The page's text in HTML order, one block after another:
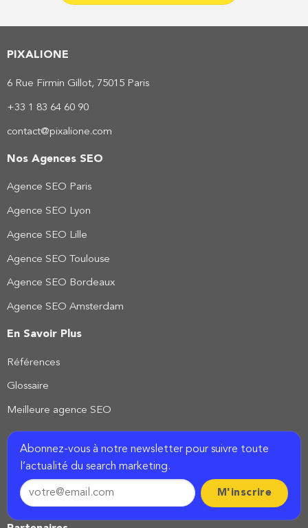
PIXALIONE
6 Rue Firmin Gillot, 75015 Paris
+33 1 83 64 60 90
contact@pixalione.com
Nos Agences SEO
Agence SEO Paris
Agence SEO Lyon
Agence SEO Lille
Agence SEO Toulouse
Agence SEO Bordeaux
Agence SEO Amsterdam
En Savoir Plus
Références
Glossaire
Meilleure agence SEO
Abonnez-vous à notre newsletter pour suivre toute
l’actualité du search marketing.